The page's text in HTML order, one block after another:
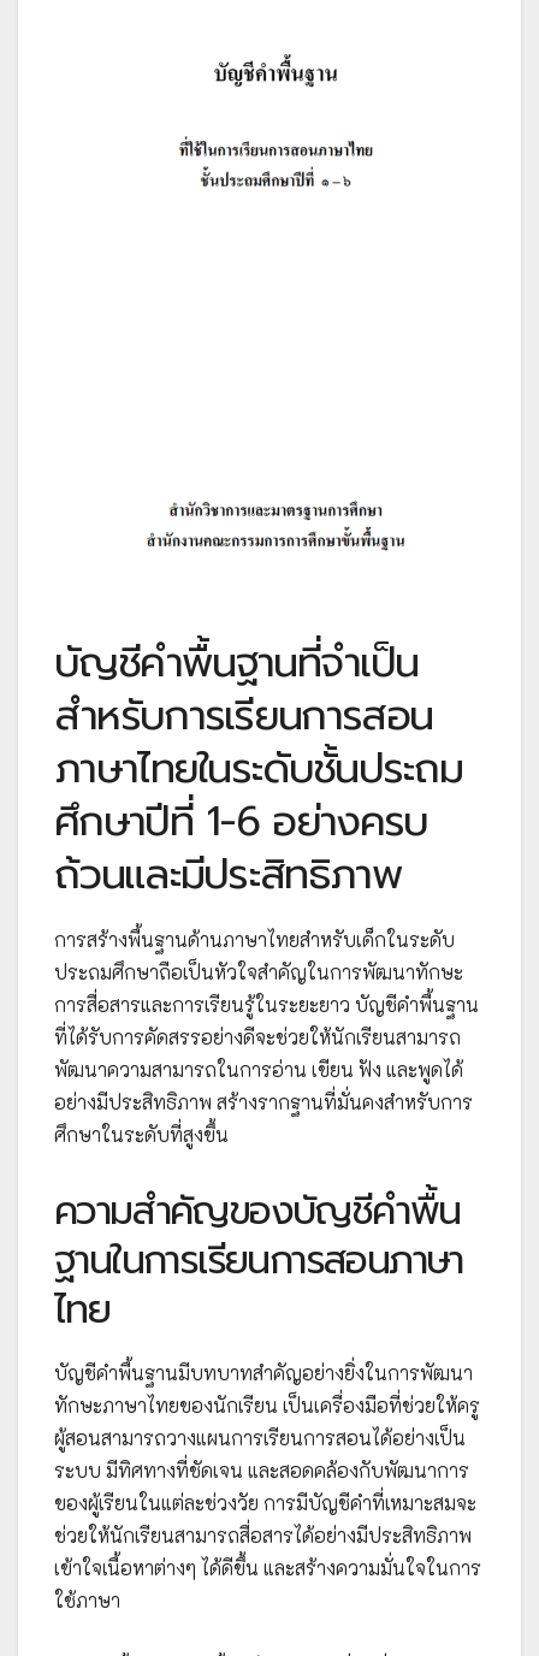
บัญชีคำพื้นฐานที่จำเป็น
สำหรับการเรียนการสอน
ภาษาไทยในระดับชั้นประถม
ศึกษาปีที่ 1-6 อย่างครบ
ถ้วนและมีประสิทธิภาพ
การสร้างพื้นฐานด้านภาษาไทยสำหรับเด็กในระดับ
ประถมศึกษาถือเป็นหัวใจสำคัญในการพัฒนาทักษะ
การสื่อสารและการเรียนรู้ในระยะยาว บัญชีคำพื้นฐาน
ที่ได้รับการคัดสรรอย่างดีจะช่วยให้นักเรียนสามารถ
พัฒนาความสามารถในการอ่าน เขียน ฟัง และพูดได้
อย่างมีประสิทธิภาพ สร้างรากฐานที่มั่นคงสำหรับการ
ศึกษาในระดับที่สูงขึ้น
ความสำคัญของบัญชีคำพื้น
ฐานในการเรียนการสอนภาษา
ไทย
บัญชีคำพื้นฐานมีบทบาทสำคัญอย่างยิ่งในการพัฒนา
ทักษะภาษาไทยของนักเรียน เป็นเครื่องมือที่ช่วยให้ครู
ผู้สอนสามารถวางแผนการเรียนการสอนได้อย่างเป็น
ระบบ มีทิศทางที่ชัดเจน และสอดคล้องกับพัฒนาการ
ของผู้เรียนในแต่ละช่วงวัย การมีบัญชีคำที่เหมาะสมจะ
ช่วยให้นักเรียนสามารถสื่อสารได้อย่างมีประสิทธิภาพ
เข้าใจเนื้อหาต่างๆ ได้ดีขึ้น และสร้างความมั่นใจในการ
ใช้ภาษา